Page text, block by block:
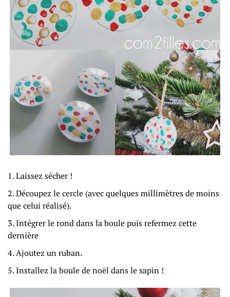
Laissez sécher !
Découpez le cercle (avec quelques millimètres de moins
que celui réalisé).
Intégrer le rond dans la boule puis refermez cette
dernière
Ajoutez un ruban.
Installez la boule de noël dans le sapin !